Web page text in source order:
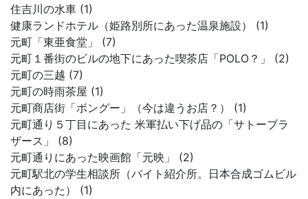
住吉川の水車 (1)
健康ランドホテル（姫路別所にあった温泉施設） (1)
元町「東亜食堂」 (7)
元町１番街のビルの地下にあった喫茶店「POLO？」 (2)
元町の三越 (7)
元町の時雨茶屋 (1)
元町商店街「ボングー」（今は違うお店？） (1)
元町通り５丁目にあった 米軍払い下げ品の「サトーブラ
ザース」 (8)
元町通りにあった映画館「元映」 (2)
元町駅北の学生相談所（バイト紹介所。日本合成ゴムビル
内にあった） (1)